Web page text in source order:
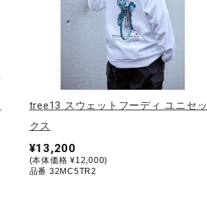
tree13 スウェットフーディ ユニセッ
クス
¥13,200
(本体価格 ¥12,000)
品番 32MC5TR2